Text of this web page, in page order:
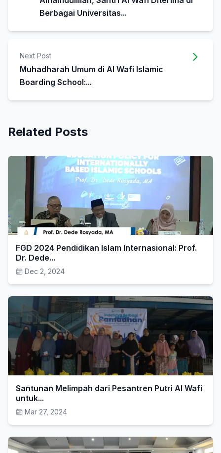
Berbagai Universitas...
Next Post
Muhadharah Umum di Al Wafi Islamic
Boarding School:...
Related Posts
FGD 2024 Pendidikan Islam Internasional: Prof.
Dr. Dede...
Dec 2, 2024
Santunan Melimpah dari Pesantren Putri Al Wafi
untuk...
Mar 27, 2024